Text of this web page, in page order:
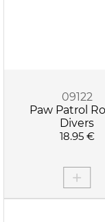
09122
Paw Patrol
Divers
18.95 €